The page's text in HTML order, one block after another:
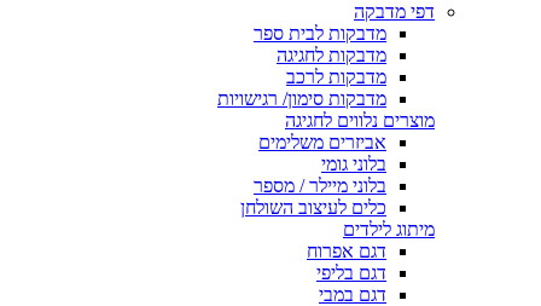
דפי מדבקה
מדבקות לבית ספר
מדבקות לחגיגה
מדבקות לרכב
מדבקות סימון/ רגישויות
מוצרים נלווים לחגיגה
אביזרים משלימים
בלוני גומי
בלוני מיילר / מספר
כלים לעיצוב השולחן
מיתוג לילדים
דגם אפרוח
דגם בליפי
דגם במבי